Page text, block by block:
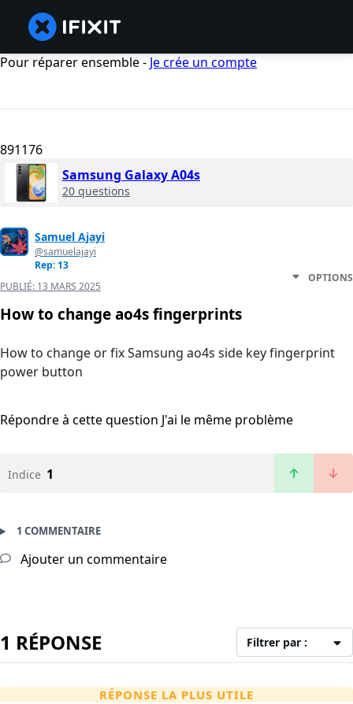
Pour réparer ensemble - Je crée un compte
891176
Samsung Galaxy A04s
20 questions
Samuel Ajayi
@samuelajayi
Rep: 13
PUBLIÉ: 13 MARS 2025
OPTIONS
How to change ao4s fingerprints
How to change or fix Samsung ao4s side key fingerprint
power button
Répondre à cette question J'ai le même problème
Indice 1
1 COMMENTAIRE
Ajouter un commentaire
1 RÉPONSE Filtrer par :
RÉPONSE LA PLUS UTILE